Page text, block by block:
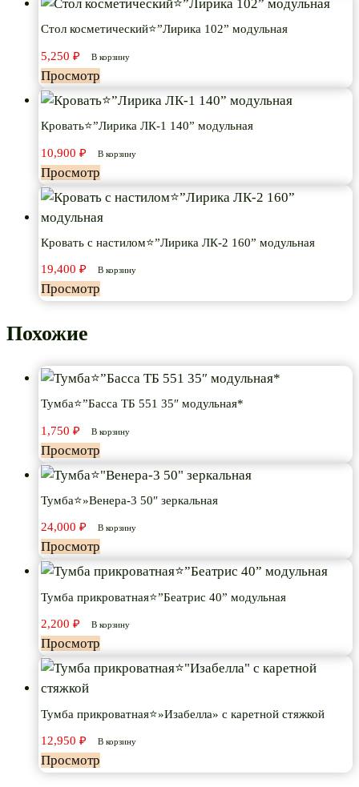
Стол косметический⭐”Лирика 102” модульная
5,250 ₽ В корзину
Просмотр
Кровать⭐”Лирика ЛК-1 140” модульная
10,900 ₽ В корзину
Просмотр
Кровать с настилом⭐”Лирика ЛК-2 160” модульная
19,400 ₽ В корзину
Просмотр
Похожие
Тумба⭐”Басса ТБ 551 35″ модульная*
1,750 ₽ В корзину
Просмотр
Тумба⭐»Венера-3 50″ зеркальная
24,000 ₽ В корзину
Просмотр
Тумба прикроватная⭐”Беатрис 40” модульная
2,200 ₽ В корзину
Просмотр
Тумба прикроватная⭐»Изабелла» с каретной стяжкой
12,950 ₽ В корзину
Просмотр